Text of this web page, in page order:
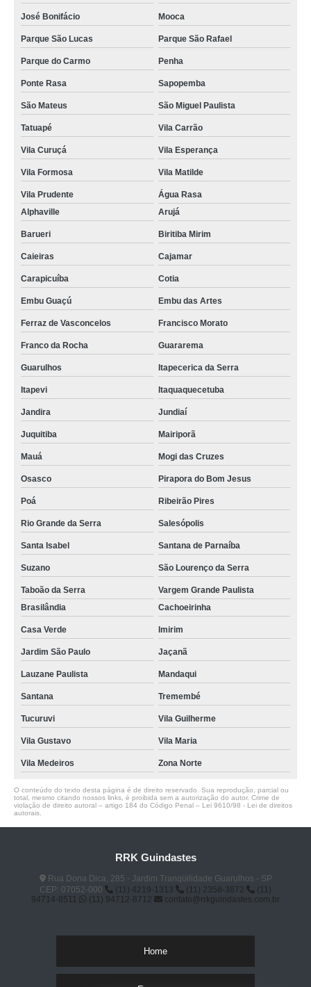
José Bonifácio Mooca
Parque São Lucas Parque São Rafael
Parque do Carmo Penha
Ponte Rasa Sapopemba
São Mateus São Miguel Paulista
Tatuapé Vila Carrão
Vila Curuçá Vila Esperança
Vila Formosa Vila Matilde
Vila Prudente
Água Rasa
Alphaville
Arujá
Barueri Biritiba Mirim
Caieiras Cajamar
Carapicuíba Cotia
Embu Guaçú Embu das Artes
Ferraz de Vasconcelos Francisco Morato
Franco da Rocha Guararema
Guarulhos Itapecerica da Serra
Itapevi Itaquaquecetuba
Jandira Jundiaí
Juquitiba Mairiporã
Mauá Mogi das Cruzes
Osasco Pirapora do Bom Jesus
Poá Ribeirão Pires
Rio Grande da Serra Salesópolis
Santa Isabel Santana de Parnaíba
Suzano São Lourenço da Serra
Taboão da Serra
Vargem Grande Paulista
Brasilândia
Cachoeirinha
Casa Verde Imirim
Jardim São Paulo Jaçanã
Lauzane Paulista Mandaqui
Santana Tremembé
Tucuruvi Vila Guilherme
Vila Gustavo Vila Maria
Vila Medeiros Zona Norte
O conteúdo do texto desta página é de direito reservado. Sua reprodução, parcial ou
total, mesmo citando nossos links, é proibida sem a autorização do autor. Crime de
violação de direito autoral – artigo 184 do Código Penal – Lei 9610/98 - Lei de direitos
autorais
RRK Guindastes
Rua Dona Dica, 285 - Jardim Tranqüilidade Guarulhos - SP
CEP: 07052-000
(11) 4219-1313 (11) 2358-3872
(11)
94714-8511
(11) 94712-8712 contato@rrkguindastes.com.br
Home